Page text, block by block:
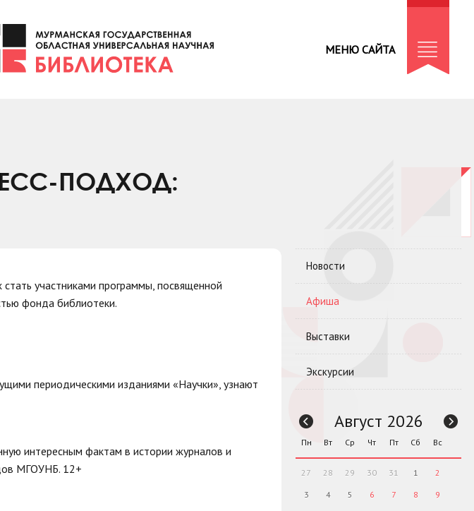
МЕНЮ САЙТА
ПОДХОД:
участниками программы, посвященной
фонда библиотеки.
периодическими изданиями «Научки», узнают
интересным фактам в истории журналов и
МГОУНБ. 12+
Новости
Афиша
Выставки
Экскурсии
Август 2026
Пн Вт Ср Чт Пт Сб Вс
27 28 29 30 31 1 2
3 4 5 6 7 8 9